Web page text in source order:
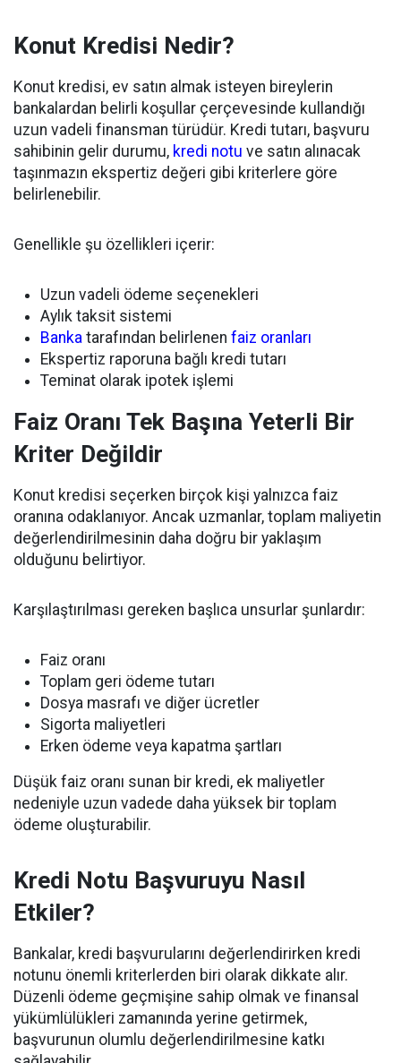
Konut Kredisi Nedir?
Konut kredisi, ev satın almak isteyen bireylerin
bankalardan belirli koşullar çerçevesinde kullandığı
uzun vadeli finansman türüdür. Kredi tutarı, başvuru
sahibinin gelir durumu, kredi notu ve satın alınacak
taşınmazın ekspertiz değeri gibi kriterlere göre
belirlenebilir.
Genellikle şu özellikleri içerir:
Uzun vadeli ödeme seçenekleri
Aylık taksit sistemi
Banka tarafından belirlenen faiz oranları
Ekspertiz raporuna bağlı kredi tutarı
Teminat olarak ipotek işlemi
Faiz Oranı Tek Başına Yeterli Bir
Kriter Değildir
Konut kredisi seçerken birçok kişi yalnızca faiz
oranına odaklanıyor. Ancak uzmanlar, toplam maliyetin
değerlendirilmesinin daha doğru bir yaklaşım
olduğunu belirtiyor.
Karşılaştırılması gereken başlıca unsurlar şunlardır:
Faiz oranı
Toplam geri ödeme tutarı
Dosya masrafı ve diğer ücretler
Sigorta maliyetleri
Erken ödeme veya kapatma şartları
Düşük faiz oranı sunan bir kredi, ek maliyetler
nedeniyle uzun vadede daha yüksek bir toplam
ödeme oluşturabilir.
Kredi Notu Başvuruyu Nasıl
Etkiler?
Bankalar, kredi başvurularını değerlendirirken kredi
notunu önemli kriterlerden biri olarak dikkate alır.
Düzenli ödeme geçmişine sahip olmak ve finansal
yükümlülükleri zamanında yerine getirmek,
başvurunun olumlu değerlendirilmesine katkı